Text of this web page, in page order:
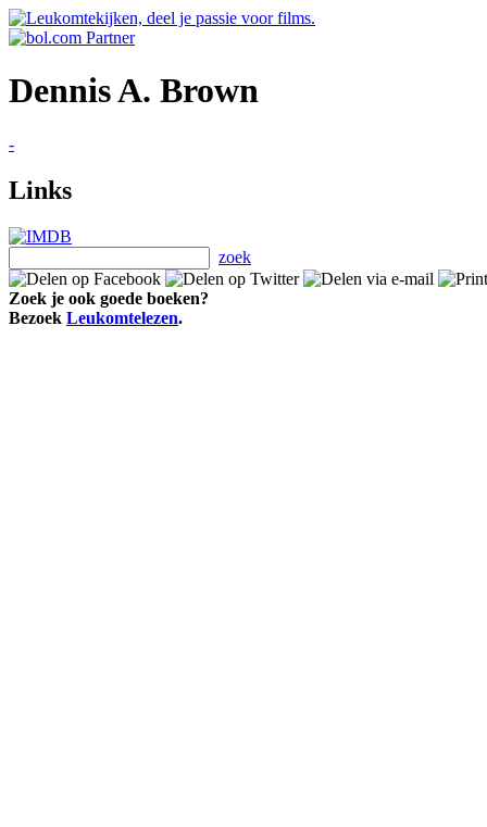
Dennis A. Brown
-
Links
zoek
Zoek je ook goede boeken?
Bezoek Leukomtelezen.